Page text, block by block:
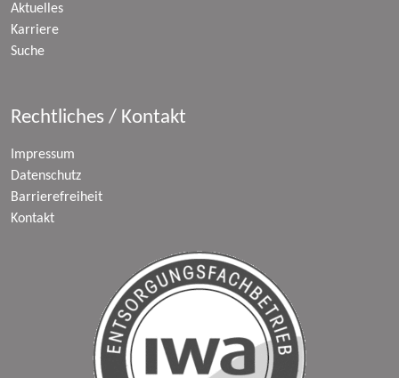
Aktuelles
Karriere
Suche
Rechtliches / Kontakt
Impressum
Datenschutz
Barrierefreiheit
Kontakt